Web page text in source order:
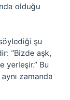
olduğu
şu
“Bizde aşk,
yerleşir.” Bu
zamanda